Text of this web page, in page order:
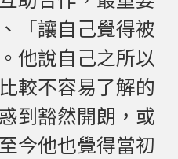
「讓自己覺得被
他說自己之所以
較不容易了解的
到豁然開朗，或
今他也覺得當初